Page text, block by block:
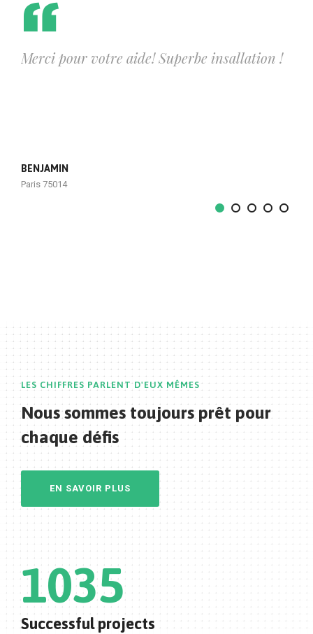
Merci pour votre aide! Superbe insallation !
BENJAMIN
Paris 75014
LES CHIFFRES PARLENT D'EUX MÊMES
Nous sommes toujours prêt pour
chaque défis
EN SAVOIR PLUS
1035
Successful projects